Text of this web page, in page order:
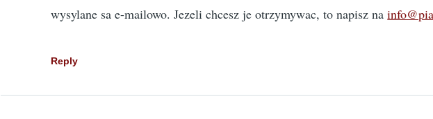
wysylane sa e-mailowo. Jezeli chcesz je otrzymywac, to napisz na
Reply